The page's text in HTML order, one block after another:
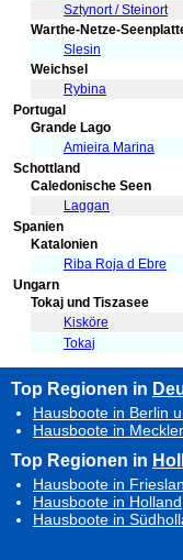
Sztynort / Steinort
Warthe-Netze-
Slesin
Weichsel
Rybina
Portugal
Grande Lago
Amieira Marina
Schottland
Caledonische Seen
Laggan
Spanien
Katalonien
Riba Roja d Ebre
Ungarn
Tokaj und Tiszasee
Kisköre
Tokaj
Top Regionen in
Hausboote in Berlin
Hausboote in
Top Regionen in
Hausboote in
Hausboote in Holland
Hausboote in